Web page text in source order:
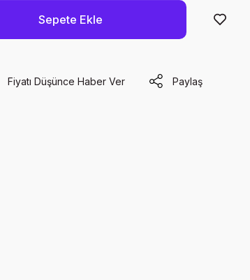
Sepete Ekle
Fiyatı Düşünce Haber Ver Paylaş